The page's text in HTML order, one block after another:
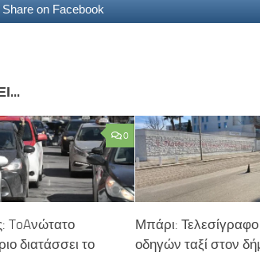
Share on Facebook
0
ToAνώτατο
διατάσσει το
Μπάρι:
οδηγών ταξί στον